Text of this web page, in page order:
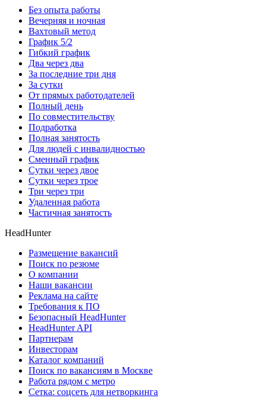
Без опыта работы
Вечерняя и ночная
Вахтовый метод
График 5/2
Гибкий график
Два через два
За последние три дня
За сутки
От прямых работодателей
Полный день
По совместительству
Подработка
Полная занятость
Для людей с инвалидностью
Сменный график
Сутки через двое
Сутки через трое
Три через три
Удаленная работа
Частичная занятость
HeadHunter
Размещение вакансий
Поиск по резюме
О компании
Наши вакансии
Реклама на сайте
Требования к ПО
Безопасный HeadHunter
HeadHunter API
Партнерам
Инвесторам
Каталог компаний
Поиск по вакансиям в Москве
Работа рядом с метро
Сетка: соцсеть для нетворкинга